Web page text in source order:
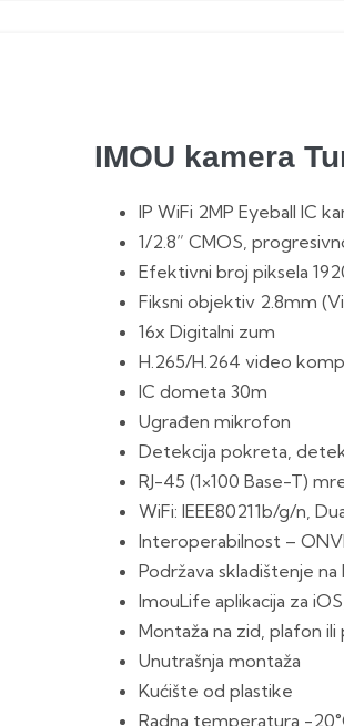
IMOU kamera
IP WiFi 2MP Eyeball IC
1/2.8” CMOS,
Efektivni broj piksela
Fiksni objektiv 2.8mm
16x Digitalni zum
H.265/H.264 video
IC dometa 30m
Ugrađen mikrofon
Detekcija pokreta,
RJ-45 (1×100 Base-T)
WiFi: IEEE80211b/g/n,
Interoperabilnost –
Podržava skladištenje
ImouLife aplikacija za
Montaža na zid, plafon ili
Unutrašnja montaža
Kućište od plastike
Radna temperatura -